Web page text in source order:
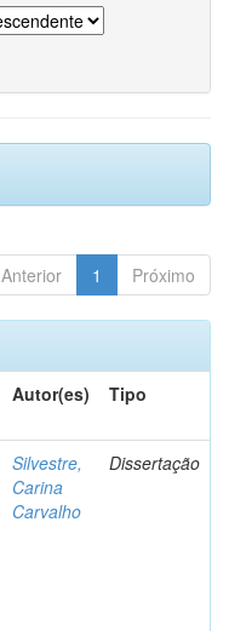
Anterior 1 Próximo
Autor(es) Tipo
Silvestre,
Carina
Carvalho
Dissertação